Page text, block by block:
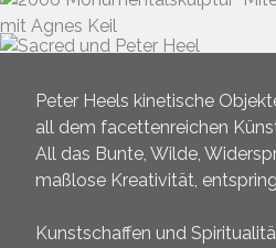
Peter Heels kinetische
all dem facettenreichen
All das Bunte, Wilde,
maßlose Kreativität,
Kunstschaffen und